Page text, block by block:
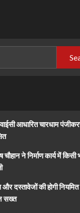
आधारित चारधाम
ने निर्माण कार्य में किसी
दस्तावेजों की होगी
सख्त